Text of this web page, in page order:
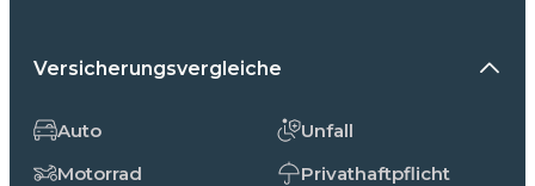
Versicherungsvergleiche
Auto
Motorrad
Unfall
Privathaftpflicht